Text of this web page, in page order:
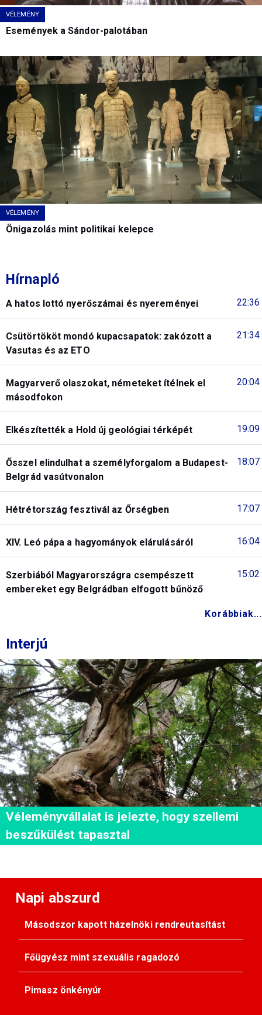
VÉLEMÉNY
Események a Sándor-palotában
VÉLEMÉNY
Önigazolás mint politikai kelepce
Hírnapló
22:36
A hatos lottó nyerőszámai és nyereményei
21:34
Csütörtököt mondó kupacsapatok: zakózott a
Vasutas és az ETO
20:04
Magyarverő olaszokat, németeket ítélnek el
másodfokon
19:09
Elkészítették a Hold új geológiai térképét
18:07
Ősszel elindulhat a személyforgalom a Budapest-
Belgrád vasútvonalon
17:07
Hétrétország fesztivál az Őrségben
16:04
XIV. Leó pápa a hagyományok elárulásáról
15:02
Szerbiából Magyarországra csempészett
embereket egy Belgrádban elfogott bűnöző
Korábbiak...
Interjú
Véleményvállalat is jelezte, hogy szellemi
beszűkülést tapasztal
Napi abszurd
Másodszor kapott házelnöki rendreutasítást
Főügyész mint szexuális ragadozó
Pimasz önkényúr